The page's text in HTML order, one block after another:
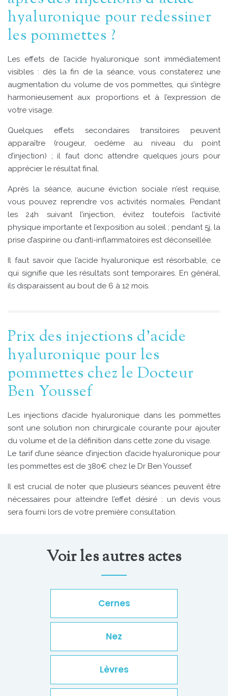
hyaluronique pour redessiner
les pommettes ?
Les effets de l’acide hyaluronique sont immédiatement
visibles : dès la fin de la séance, vous constaterez une
augmentation du volume de vos pommettes, qui s’intègre
harmonieusement aux proportions et à l’expression de
votre visage.
Quelques effets secondaires transitoires peuvent
apparaître (rougeur, oedème au niveau du point
d’injection) ; il faut donc attendre quelques jours pour
apprécier le résultat final.
Après la séance, aucune éviction sociale n’est requise,
vous pouvez reprendre vos activités normales. Pendant
les 24h suivant l’injection, évitez toutefois l’activité
physique importante et l’exposition au soleil ; pendant 5j, la
prise d’aspirine ou d’anti-inflammatoires est déconseillée.
Il faut savoir que l’acide hyaluronique est résorbable, ce
qui signifie que les résultats sont temporaires. En général,
ils disparaissent au bout de 6 à 12 mois.
Prix des injections d’acide
hyaluronique pour les
pommettes chez le Docteur
Ben Youssef
Les injections d’acide hyaluronique dans les pommettes
sont une solution non chirurgicale courante pour ajouter
du volume et de la définition dans cette zone du visage.
Le tarif d’une séance d’injection d’acide hyaluronique pour
les pommettes est de 380€ chez le Dr Ben Youssef.
Il est crucial de noter que plusieurs séances peuvent être
nécessaires pour atteindre l’effet désiré : un devis vous
sera fourni lors de votre première consultation.
Voir les autres actes
Cernes
Nez
Lèvres